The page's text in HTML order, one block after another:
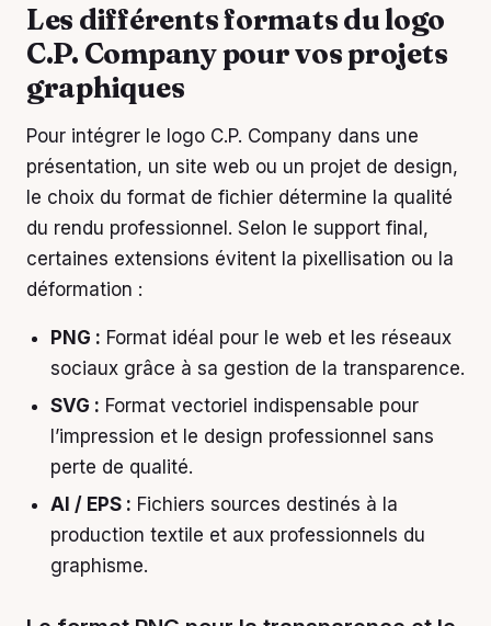
Les différents formats du logo
C.P. Company pour vos projets
graphiques
Pour intégrer le logo C.P. Company dans une
présentation, un site web ou un projet de design,
le choix du format de fichier détermine la qualité
du rendu professionnel. Selon le support final,
certaines extensions évitent la pixellisation ou la
déformation :
PNG : Format idéal pour le web et les réseaux
sociaux grâce à sa gestion de la transparence.
SVG : Format vectoriel indispensable pour
l’impression et le design professionnel sans
perte de qualité.
AI / EPS : Fichiers sources destinés à la
production textile et aux professionnels du
graphisme.